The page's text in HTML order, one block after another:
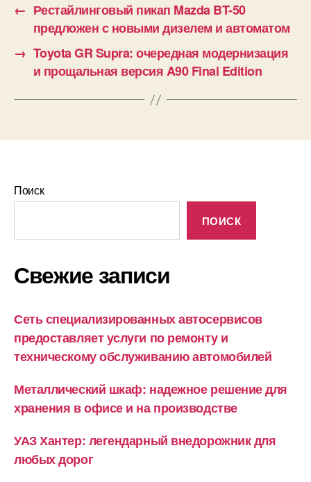
← Рестайлинговый пикап Mazda BT-50
предложен с новыми дизелем и автоматом
→ Toyota GR Supra: очередная модернизация
и прощальная версия A90 Final Edition
Поиск
ПОИСК
Свежие записи
Сеть специализированных автосервисов
предоставляет услуги по ремонту и
техническому обслуживанию автомобилей
Металлический шкаф: надежное решение для
хранения в офисе и на производстве
УАЗ Хантер: легендарный внедорожник для
любых дорог